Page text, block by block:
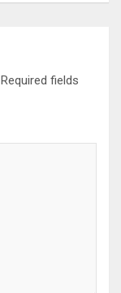
Required fields